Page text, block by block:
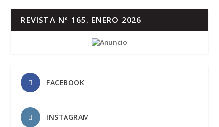
REVISTA Nº 165. ENERO 2026
FACEBOOK
INSTAGRAM